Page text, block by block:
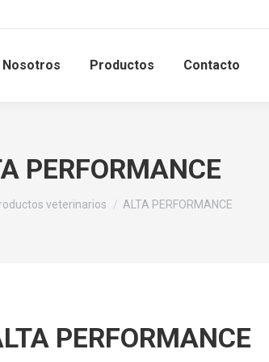
Nosotros Productos Contacto
PERFORMANCE
veterinarios ALTA PERFORMANCE
PERFORMANCE